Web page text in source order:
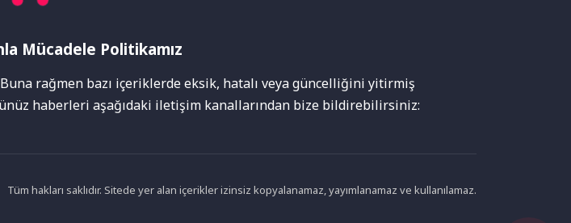
Mücadele Politikamız
rağmen bazı içeriklerde eksik, hatalı veya güncelliğini yitirmiş
haberleri aşağıdaki iletişim kanallarından bize bildirebilirsiniz:
Tüm hakları saklıdır. Sitede yer alan içerikler izinsiz kopyalanamaz, yayımlanamaz ve kullanılamaz.